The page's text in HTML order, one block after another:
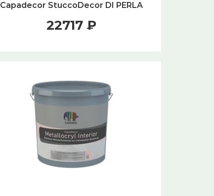
Capadecor StuccoDecor DI PERLA
22717 ₽